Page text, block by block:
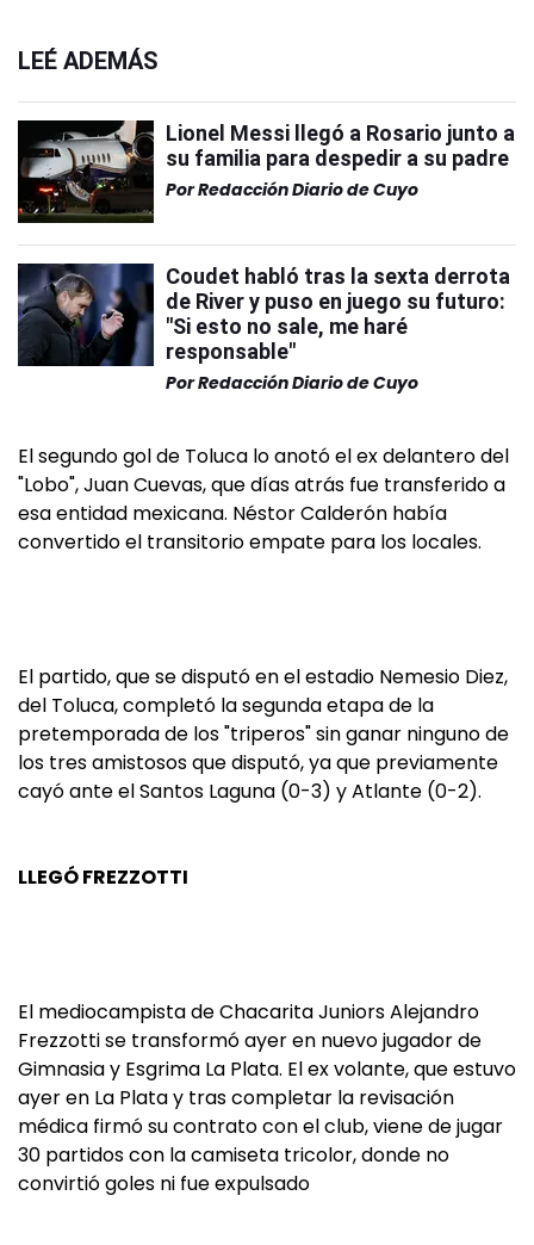
LEÉ ADEMÁS
Lionel Messi llegó a Rosario junto a
su familia para despedir a su padre
PorRedacción Diario de Cuyo
Coudet habló tras la sexta derrota
de River y puso en juego su futuro:
"Si esto no sale, me haré
responsable"
PorRedacción Diario de Cuyo
El segundo gol de Toluca lo anotó el ex delantero del
"Lobo", Juan Cuevas, que días atrás fue transferido a
esa entidad mexicana. Néstor Calderón había
convertido el transitorio empate para los locales.
El partido, que se disputó en el estadio Nemesio Diez,
del Toluca, completó la segunda etapa de la
pretemporada de los "triperos" sin ganar ninguno de
los tres amistosos que disputó, ya que previamente
cayó ante el Santos Laguna (0-3) y Atlante (0-2).
LLEGÓ FREZZOTTI
El mediocampista de Chacarita Juniors Alejandro
Frezzotti se transformó ayer en nuevo jugador de
Gimnasia y Esgrima La Plata. El ex volante, que estuvo
ayer en La Plata y tras completar la revisación
médica firmó su contrato con el club, viene de jugar
30 partidos con la camiseta tricolor, donde no
convirtió goles ni fue expulsado